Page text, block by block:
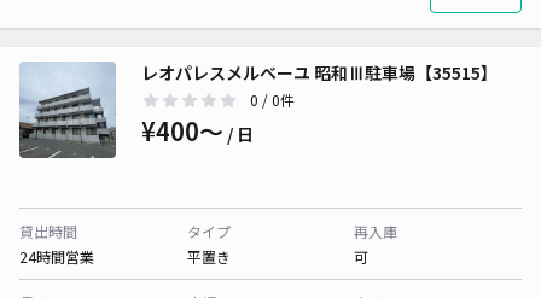
レオパレスメルベーユ 昭和Ⅲ駐車場【35515】
0 / 0件
¥400〜 / 日
貸出時間
24時間営業
タイプ
平置き
再入庫
可